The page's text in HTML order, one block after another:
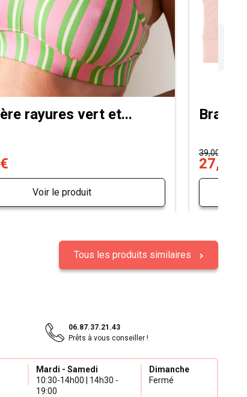
rayures vert et...
Voir le produit
39,00 €
27,30
Tous les produits similaires
06.87.37.21.43
Prêts à vous conseiller !
Mardi - Samedi
10:30-14h00 | 14h30 -
19:00
Dimanche
Fermé